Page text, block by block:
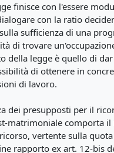
finisce con l'essere
con la ratio
sufficienza di una
di trovare
della legge è quello di
di ottenere in
di lavoro.
dei presupposti per il
matrimoniale comporta
vertente sulla quota
rapporto ex art. 12-bis